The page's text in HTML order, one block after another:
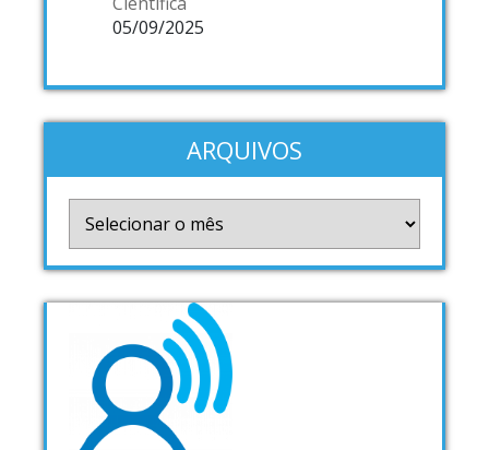
05/09/2025
ARQUIVOS